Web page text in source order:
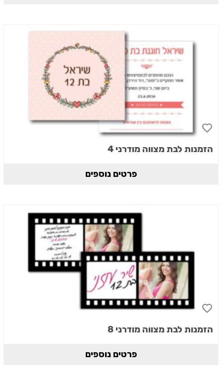
הזמנות לבת מצווה מודרני 4
פרטים נוספים
הזמנות לבת מצווה מודרני 8
פרטים נוספים